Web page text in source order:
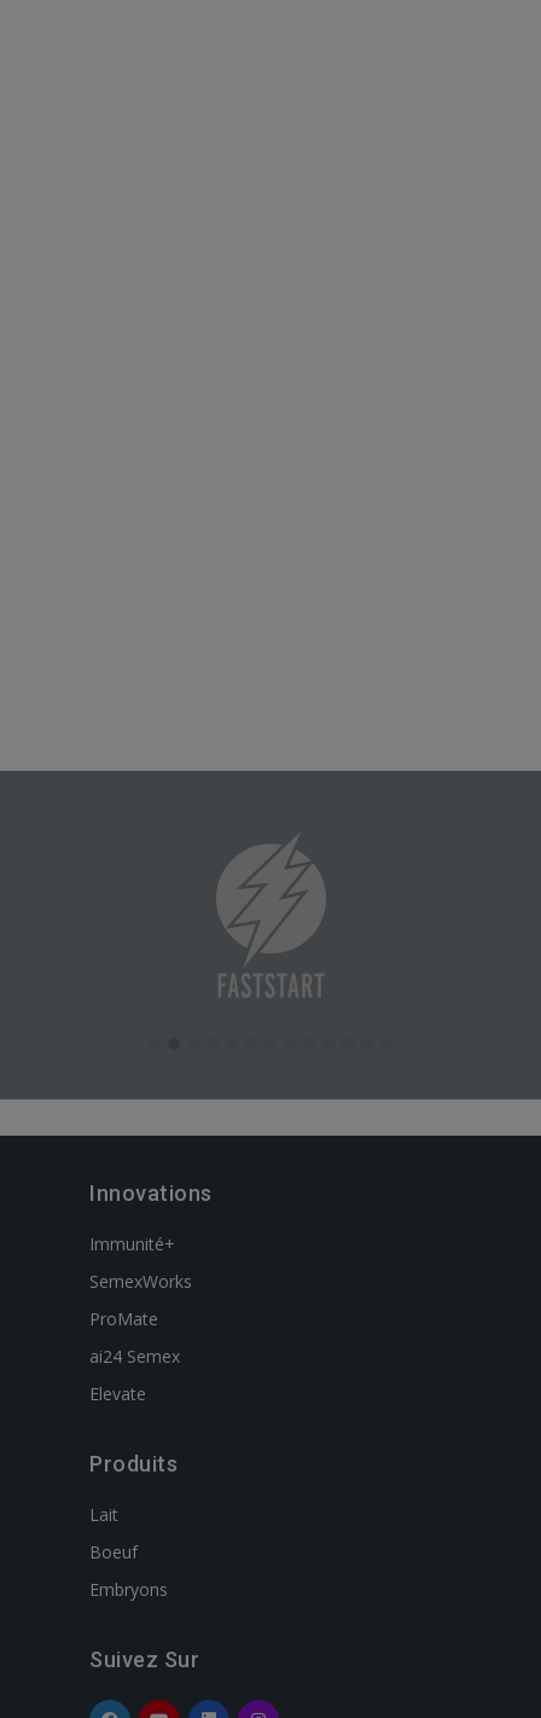
Innovations
Immunité+
SemexWorks
ProMate
ai24 Semex
Elevate
Produits
Lait
Boeuf
Embryons
Suivez Sur